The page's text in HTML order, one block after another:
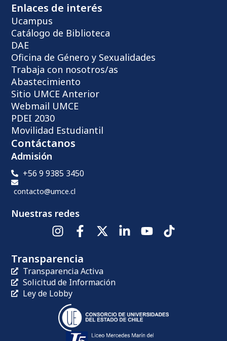
Enlaces de interés
Ucampus
Catálogo de Biblioteca
DAE
Oficina de Género y Sexualidades
Trabaja con nosotros/as
Abastecimiento
Sitio UMCE Anterior
Webmail UMCE
PDEI 2030
Movilidad Estudiantil
Contáctanos
Admisión
+56 9 9385 3450
contacto@umce.cl
Nuestras redes
Transparencia
Transparencia Activa
Solicitud de Información
Ley de Lobby